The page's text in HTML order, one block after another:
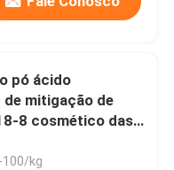
pó ácido
de mitigação de
8 cosmético das
para a pele
100/kg